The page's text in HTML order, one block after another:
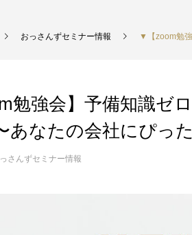
おっさんずセミナー情報 ▼【zoom勉強
勉強会】予備知識ゼ
あなたの会社にぴっ
さんずセミナー情報